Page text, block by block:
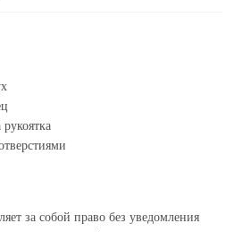
за собой право без уведомления